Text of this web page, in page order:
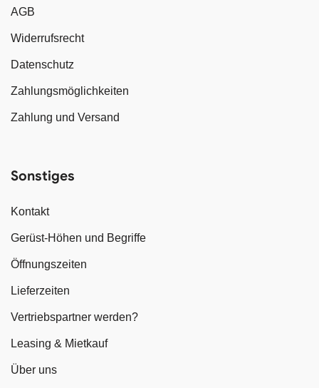
AGB
Widerrufsrecht
Datenschutz
Zahlungsmöglichkeiten
Zahlung und Versand
Sonstiges
Kontakt
Gerüst-Höhen und Begriffe
Öffnungszeiten
Lieferzeiten
Vertriebspartner werden?
Leasing & Mietkauf
Über uns